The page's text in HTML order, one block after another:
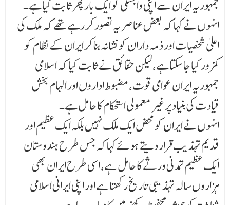
جمہوریہ ایران سے اپنی وابستگی کو ایک بار پھر ثابت کیا ہے۔
انہوں نے کہا کہ بعض عناصر یہ تصور کر رہے تھے کہ ملک کی
اعلیٰ شخصیات اور ذمہ داران کو نشانہ بنا کر ایران کے نظام کو
کمزور کیا جا سکتا ہے، لیکن حقائق نے ثابت کیا کہ اسلامی
جمہوریہ ایران عوامی قوت، مضبوط اداروں اور الہام بخش
قیادت کی بنیاد پر غیر معمولی استحکام کا حامل ہے۔
انہوں نے ایران کو محض ایک ملک نہیں بلکہ ایک عظیم اور
قدیم تہذیب قرار دیتے ہوئے کہا کہ جس طرح ہندوستان
ایک عظیم تمدنی ورثے کا حامل ہے، اسی طرح ایران بھی
ہزاروں سالہ تہذیبی تاریخ رکھتا ہے اور اپنی ایرانی اسلامی